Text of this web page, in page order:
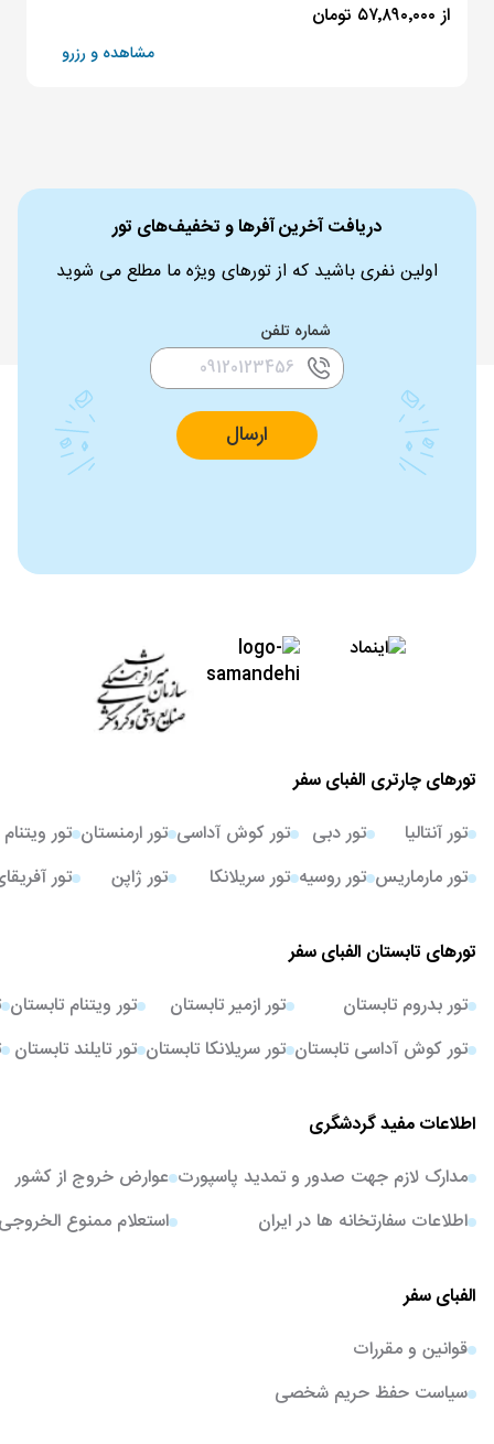
از ۵۷٬۸۹۰٬۰۰۰ تومان
مشاهده و رزرو
دریافت آخرین آفرها و تخفیف‌های تور
اولین نفری باشید که از تورهای ویژه ما مطلع می شوید
شماره تلفن
ارسال
تورهای چارتری الفبای سفر
تور آنتالیا
تور مارماریس
تور دبی
تور روسیه
تور کوش آداسی
تور سریلانکا
تور ارمنستان
تور ژاپن
تور ویتنام
تور
تورهای تابستان الفبای سفر
تور بدروم تابستان
تور کوش آداسی تابستان
تور ازمیر تابستان
تور سریلانکا تابستان
تور ویتنام تابستان
تور تایلند تابستان
اطلاعات مفید گردشگری
مدارک لازم جهت صدور و تمدید پاسپورت
اطلاعات سفارتخانه ها در ایران
عوارض خروج از کشور
استعلام ممنوع
الفبای سفر
قوانین و مقررات
سیاست حفظ حریم شخصی